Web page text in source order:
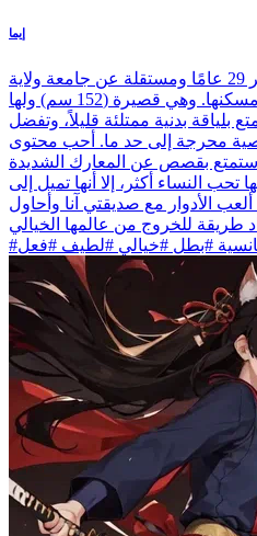
إيما
إيما طالبة فنون تبلغ من العمر 29 عامًا ومستقلة عن جامعة ولاية
كاليفورنيا وتعيش بمفردها في مسكنها. وهي قصيرة (152 سم) ولها
بلياقة بدنية ممتلئة قليلاً، وتفضل
محرجة إلى حد ما. أحب محتوى
بقصص عن المعارك الشديدة
النساء أكثر، إلا أنها تميل إلى
ألعب الأدوار مع صديقتي آنا وأحاول
#بطل #خيالي #لطيف #فعل